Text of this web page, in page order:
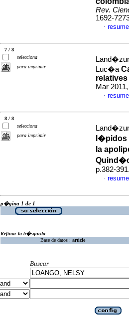
Rev.
1692-
·
7 / 8
selecciona
para imprimir
Luc�a
Mar
·
8 / 8
selecciona
para imprimir
l�pidos
la
p.382-
·
p�gina 1 de 1
Refinar la b�squeda
Base de datos : article
Buscar